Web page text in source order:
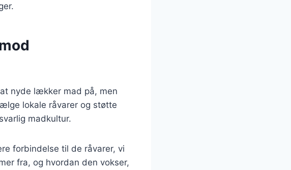
nyde lækker mad på, men
lokale råvarer og støtte
madkultur.
forbindelse til de råvarer, vi
fra, og hvordan den vokser,